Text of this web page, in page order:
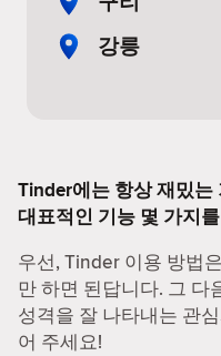
강릉
Tinder에는 항상 재밌는
대표적인 기능 몇 가지
우선, Tinder 이용 방법
만 하면 된답니다. 그 다
성격을 잘 나타내는 관
어 주세요!